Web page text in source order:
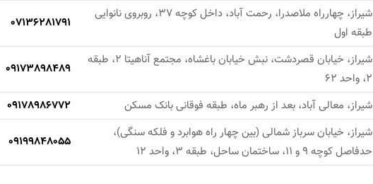
شیراز، چهارراه ملاصدرا، رحمت آباد، داخل کوچه 37، روبروی نانوایی
طبقه اول
07136281791
شیراز، خیابان قصردشت، نبش خیابان باغشاه، مجتمع آناهیتا 2، طبقه
2، واحد 62
09173898489
شیراز، معالی آباد، بعد از رهبر ماه، طبقه فوقانی بانک مسکن 09178986772
شیراز، خیابان سرباز شمالی (بین چهار راه هوابرد و فلکه سنگی)،
حدفاصل کوچه 9 و 11، ساختمان ساحل، طبقه 3، واحد 12
09199848055